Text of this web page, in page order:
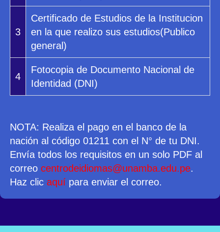
3
Certificado de Estudios de la Institucion
en la que realizo sus estudios(Publico
general)
4
Fotocopia de Documento Nacional de
Identidad (DNI)
NOTA: Realiza el pago en el banco de la
nación al código 01211 con el N° de tu DNI.
Envía todos los requisitos en un solo PDF al
correo centrodeidiomas@unamba.edu.pe.
Haz clic aquí para enviar el correo.